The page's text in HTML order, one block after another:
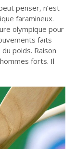
penser, n’est
faramineux.
olympique pour
faits
poids. Raison
forts. Il